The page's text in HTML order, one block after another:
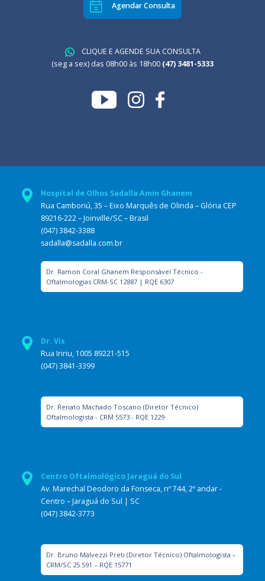
Agendar Consulta
CLIQUE E AGENDE SUA CONSULTA
(seg a sex) das 08h00 às 18h00 (47) 3481-5333
Hospital de Olhos Sadalla Amin Ghanem
Rua Camboriú, 35 – Eixo Marquês de Olinda – Glória CEP
89216-222 – Joinville/SC – Brasil
(047) 3842-3388
sadalla@sadalla.com.br
Dr. Ramon Coral Ghanem Responsável Técnico -
Oftalmologias CRM-SC 12887 | RQE 6307
Dr. Vis
Rua Iririu, 1005 89221-515
(047) 3841-3399
Dr. Renato Machado Toscano (Diretor Técnico)
Oftalmologista - CRM 5573 - RQE 1229
Centro Oftalmológico Jaraguá do Sul
Av. Marechal Deodoro da Fonseca, nº 744, 2º andar -
Centro – Jaraguá do Sul | SC
(047) 3842-3773
Dr. Bruno Malvezzi Preti (Diretor Técnico) Oftalmologista –
CRM/SC 25.591 – RQE 15771